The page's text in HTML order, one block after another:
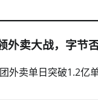
外卖大战，字节
外卖单日突破1.2